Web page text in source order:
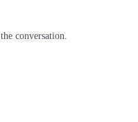
conversation.